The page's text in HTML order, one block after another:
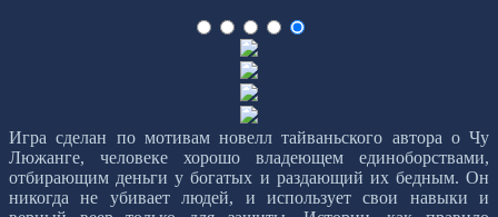
Игра сделан по мотивам новелл тайваньского автора о Чу
Люжанге, человеке хорошо владеющем единоборствами,
отбирающим деньги у богатых и раздающий их бедным. Он
никогда не убивает людей, и использует свои навыки и